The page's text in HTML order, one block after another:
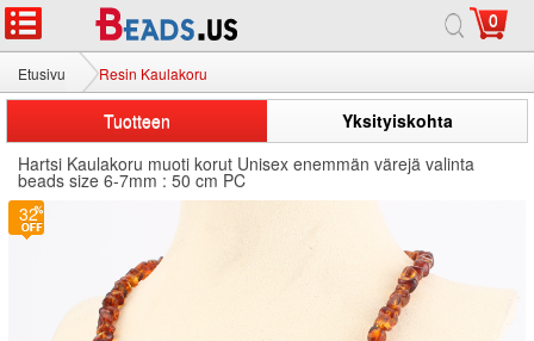
0
Etusivu Resin Kaulakoru
Tuotteen
Yksityiskohta
Hartsi Kaulakoru muoti korut Unisex enemmän värejä valinta
beads size 6-7mm : 50 cm PC